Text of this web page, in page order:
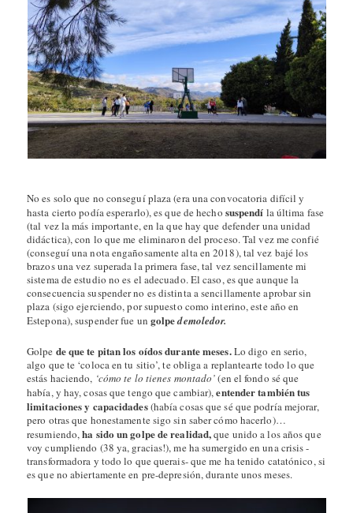
No es solo que no conseguí plaza (era una convocatoria difícil y
hasta cierto podía esperarlo), es que de hecho suspendí la última fase
(tal vez la más importante, en la que hay que defender una unidad
didáctica), con lo que me eliminaron del proceso. Tal vez me confié
(conseguí una nota engañosamente alta en 2018), tal vez bajé los
brazos una vez superada la primera fase, tal vez sencillamente mi
sistema de estudio no es el adecuado. El caso, es que aunque la
consecuencia suspender no es distinta a sencillamente aprobar sin
plaza (sigo ejerciendo, por supuesto como interino, este año en
Estepona), suspender fue un golpedemoledor.
Golpe de que te pitan los oídos durante meses.Lo digo en serio,
algo que te ‘coloca en tu sitio’, te obliga a replantearte todo lo que
estás haciendo, ‘cómo te lo tienes montado’(en el fondo sé que
había, y hay, cosas que tengo que cambiar),entender también tus
limitaciones y capacidades(había cosas que sé que podría mejorar,
pero otras que honestamente sigo sin saber cómo hacerlo)…
resumiendo,ha sido un golpe de realidad,que unido a los años que
voy cumpliendo (38 ya, gracias!), me ha sumergido en una crisis -
transformadora y todo lo que querais- que me ha tenido catatónico, si
es que no abiertamente en pre-depresión, durante unos meses.